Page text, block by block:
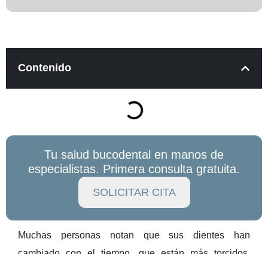
Contenido
Tu salud bucodental en manos de
especialistas. Primera consulta gratuita.
SOLICITAR CITA
Muchas personas notan que sus dientes han